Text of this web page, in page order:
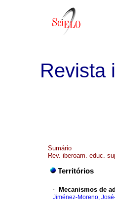
Revista
Sumário
Rev. iberoam. educ.
Territórios
· Mecanismos de
Jiménez-Moreno,